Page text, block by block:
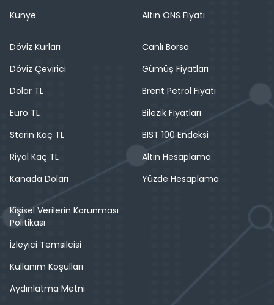
Künye
Altın ONS Fiyatı
Döviz Kurları
Döviz Çevirici
Dolar TL
Euro TL
Sterin Kaç TL
Riyal Kaç TL
Kanada Doları
Canlı Borsa
Gümüş Fiyatları
Brent Petrol Fiyatı
Bilezik Fiyatları
BIST 100 Endeksi
Altın Hesaplama
Yüzde Hesaplama
Kişisel Verilerin Korunması
Politikası
İzleyici Temsilcisi
Kullanım Koşulları
Aydınlatma Metni